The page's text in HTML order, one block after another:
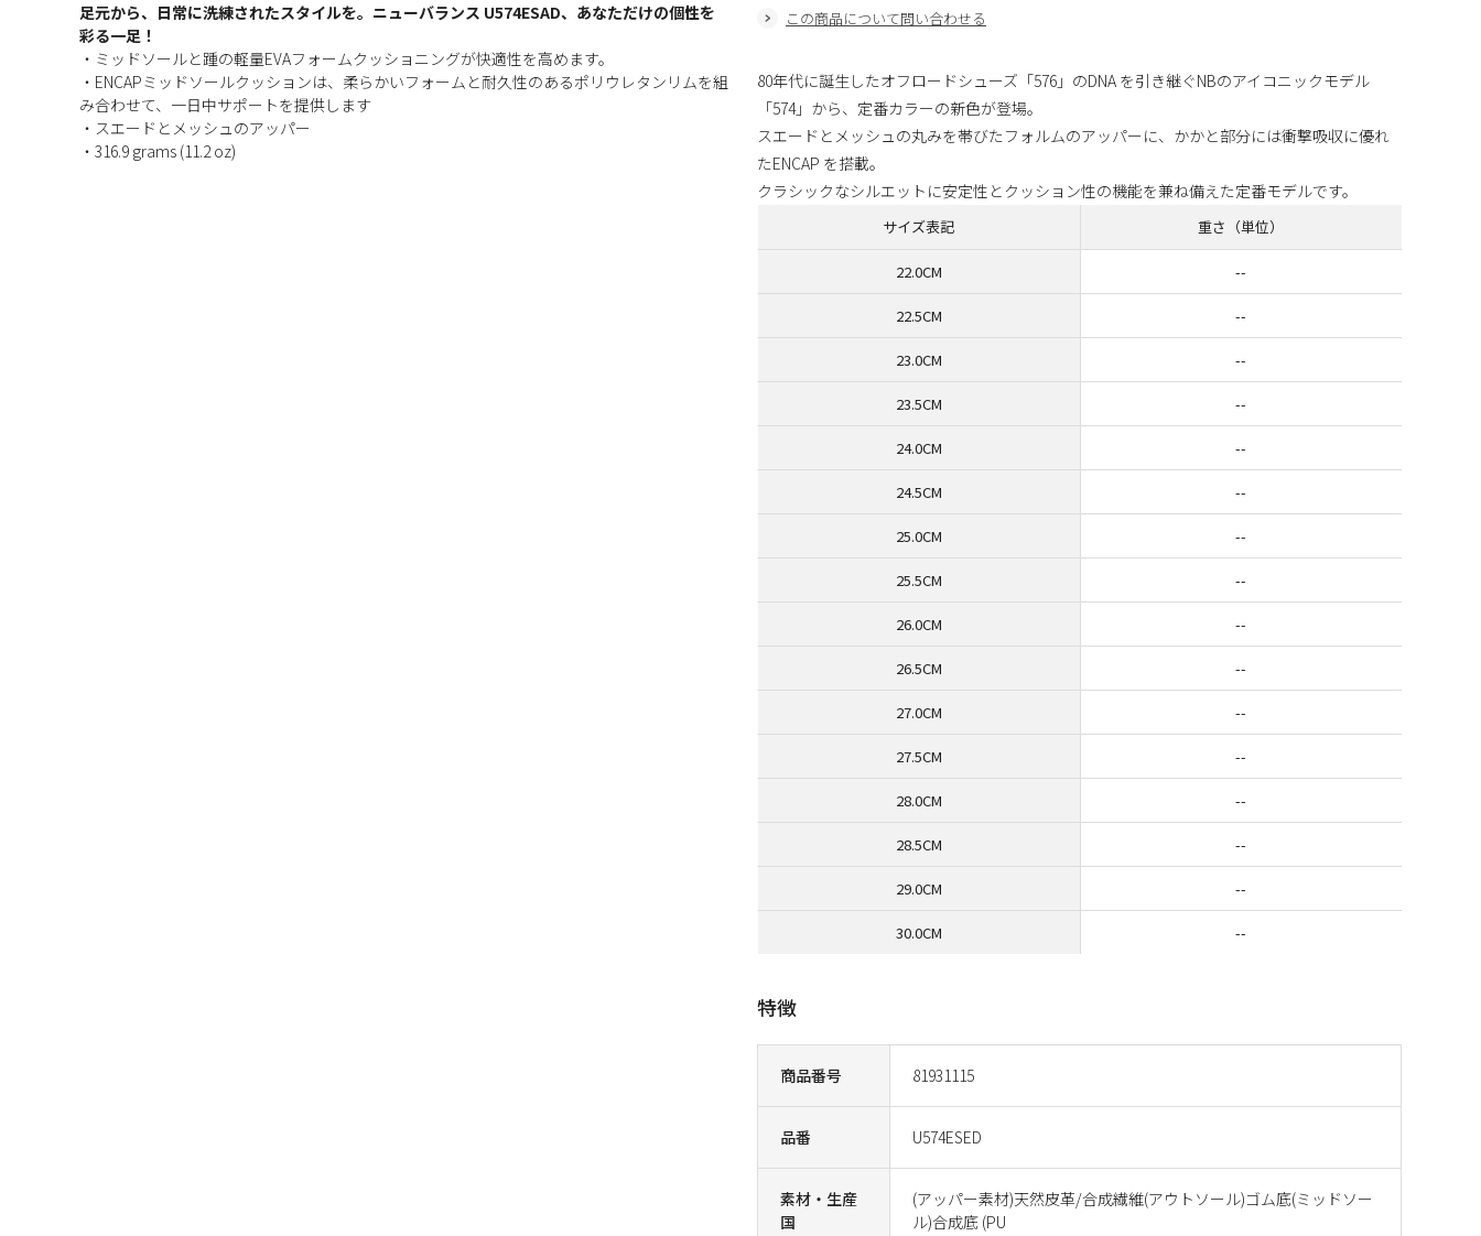
足元から、日常に洗練されたスタイルを。ニューバランス U574ESAD、あなただけの個性を
彩る一足！
・ミッドソールと踵の軽量EVAフォームクッショニングが快適性を高めます。
・ENCAPミッドソールクッションは、柔らかいフォームと耐久性のあるポリウレタンリムを組
み合わせて、一日中サポートを提供します
・スエードとメッシュのアッパー
・316.9 grams (11.2 oz)
商品番号 81931115
品番 U574ESED
素材・生産
国
(アッパー素材)天然皮革/合成繊維(アウトソール)ゴム底(ミッドソー
ル)合成底 (PU
この商品について問い合わせる
80年代に誕生したオフロードシューズ「576」のDNA を引き継ぐNBのアイコニックモデル
「574」から、定番カラーの新色が登場。
スエードとメッシュの丸みを帯びたフォルムのアッパーに、かかと部分には衝撃吸収に優れ
たENCAP を搭載。
クラシックなシルエットに安定性とクッション性の機能を兼ね備えた定番モデルです。
特徴
サイズ表記 重さ（単位）
22.0CM --
22.5CM --
23.0CM --
23.5CM --
24.0CM --
24.5CM --
25.0CM --
25.5CM --
26.0CM --
26.5CM --
27.0CM --
27.5CM --
28.0CM --
28.5CM --
29.0CM --
30.0CM --